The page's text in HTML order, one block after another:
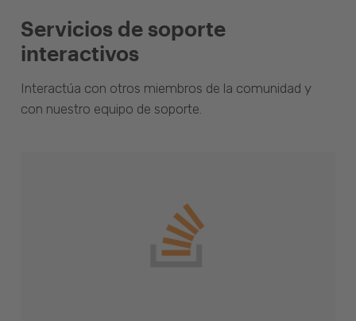
Servicios de soporte
interactivos
Interactúa con otros miembros de la comunidad y
con nuestro equipo de soporte.